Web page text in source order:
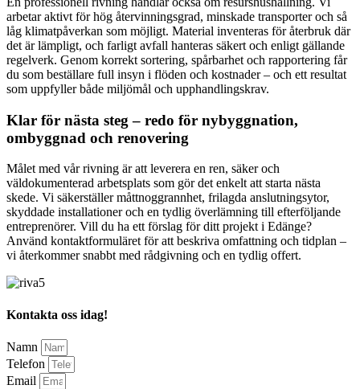
arbetar aktivt för hög återvinningsgrad, minskade transporter och så
låg klimatpåverkan som möjligt. Material inventeras för återbruk där
det är lämpligt, och farligt avfall hanteras säkert och enligt gällande
regelverk. Genom korrekt sortering, spårbarhet och rapportering får
du som beställare full insyn i flöden och kostnader – och ett resultat
som uppfyller både miljömål och upphandlingskrav.
Klar för nästa steg – redo för nybyggnation,
ombyggnad och renovering
Målet med vår rivning är att leverera en ren, säker och
väldokumenterad arbetsplats som gör det enkelt att starta nästa
skede. Vi säkerställer måttnoggrannhet, frilagda anslutningsytor,
skyddade installationer och en tydlig överlämning till efterföljande
entreprenörer. Vill du ha ett förslag för ditt projekt i Edänge?
Använd kontaktformuläret för att beskriva omfattning och tidplan –
vi återkommer snabbt med rådgivning och en tydlig offert.
Kontakta oss idag!
Namn
Telefon
Email